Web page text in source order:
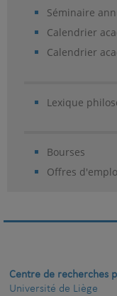
Séminaire
Calendrier
Calendrier
Lexique
Bourses
Offres
Centre de recherches
Université de Liège